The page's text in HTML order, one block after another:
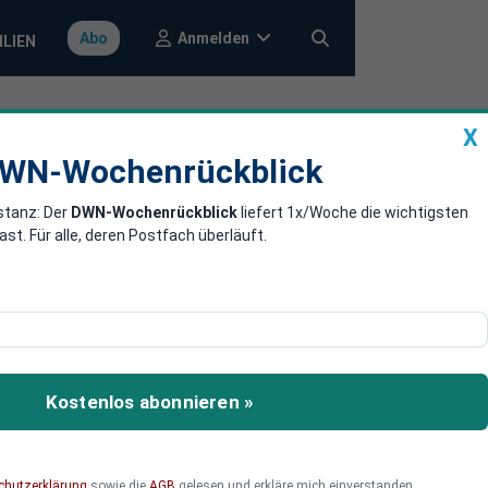
Abo Anmelden
Krieg bis zum Frühjahr
sich auf einen langen
Krieges steht der
X
Wochenrückblick
Der DWN-Wochenrückblick liefert 1x/Woche die wichtigsten
Für alle, deren Postfach überläuft.
Kostenlos abonnieren »